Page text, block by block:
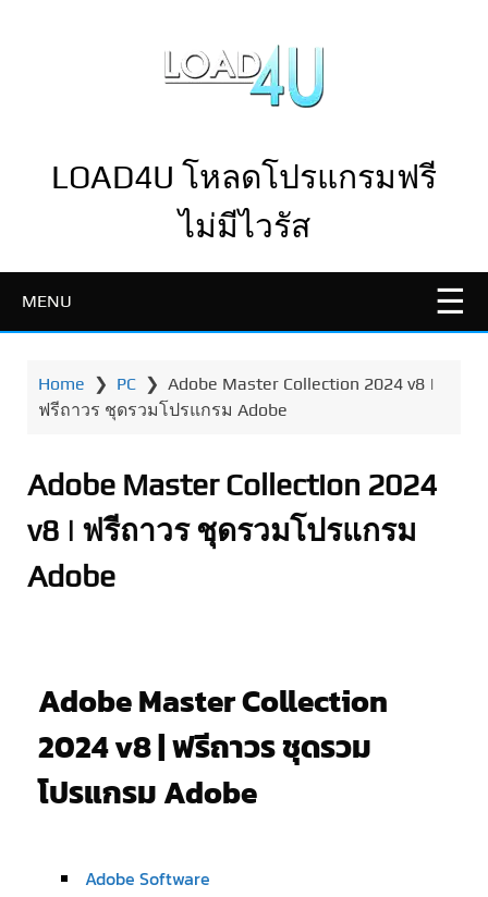
LOAD4U โหลดโปรแกรมฟรี
ไม่มีไวรัส
MENU
Home ❯ PC ❯ Adobe Master Collection 2024 v8 |
ฟรีถาวร ชุดรวมโปรแกรม Adobe
Adobe Master Collection 2024
v8 | ฟรีถาวร ชุดรวมโปรแกรม
Adobe
Adobe Master Collection
2024 v8 | ฟรีถาวร ชุดรวม
โปรแกรม Adobe
Adobe Software